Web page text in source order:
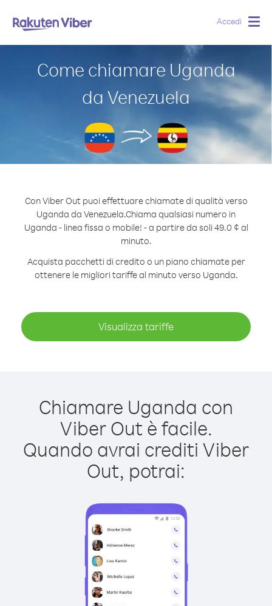
Accedi
Come chiamare Uganda
da Venezuela
Con Viber Out puoi effettuare chiamate di qualità verso
Uganda da Venezuela.Chiama qualsiasi numero in
Uganda - linea fissa o mobile! - a partire da soli 49.0 ¢ al
minuto.
Acquista pacchetti di credito o un piano chiamate per
ottenere le migliori tariffe al minuto verso Uganda.
Visualizza tariffe
Chiamare Uganda con
Viber Out è facile.
Quando avrai crediti Viber
Out, potrai: